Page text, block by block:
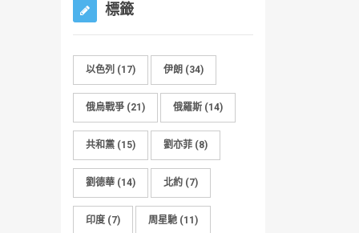
標籤
以色列 (17) 伊朗 (34)
俄烏戰爭 (21) 俄羅斯 (14)
共和黨 (15) 劉亦菲 (8)
劉德華 (14) 北約 (7)
印度 (7) 周星馳 (11)